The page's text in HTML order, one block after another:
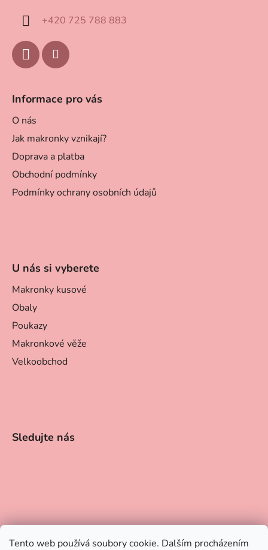
Tento web používá soubory cookie. Dalším procházením
+420 725 788 883
Informace pro vás
O nás
Jak makronky vznikají?
Doprava a platba
Obchodní podmínky
Podmínky ochrany osobních údajů
U nás si vyberete
Makronky kusové
Obaly
Poukazy
Makronkové věže
Velkoobchod
Sledujte nás